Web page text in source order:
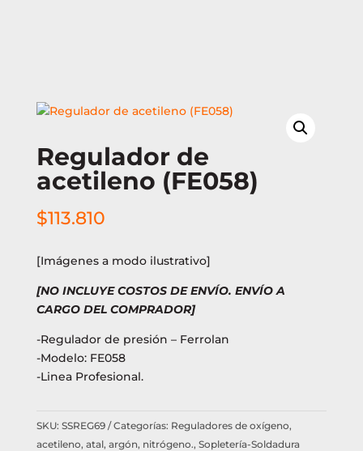
Regulador de
acetileno (FE058)
$113.810
[Imágenes a modo ilustrativo]
[NO INCLUYE COSTOS DE ENVÍO. ENVÍO A
CARGO DEL COMPRADOR]
-Regulador de presión – Ferrolan
-Modelo: FE058
-Linea Profesional.
SKU: SSREG69 Categorías: Reguladores de oxígeno,
acetileno, atal, argón, nitrógeno., Sopletería-Soldadura